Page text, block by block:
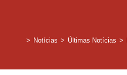
> Notícias > Últimas Notícias >